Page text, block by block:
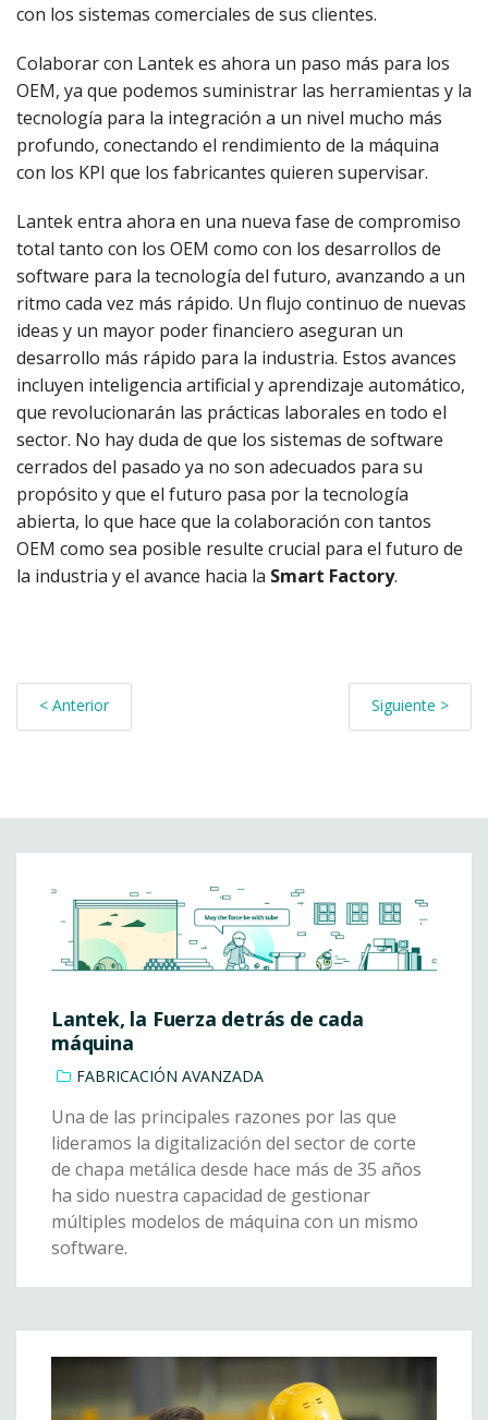
con los sistemas comerciales de sus clientes.
Colaborar con Lantek es ahora un paso más para los
OEM, ya que podemos suministrar las herramientas y la
tecnología para la integración a un nivel mucho más
profundo, conectando el rendimiento de la máquina
con los KPI que los fabricantes quieren supervisar.
Lantek entra ahora en una nueva fase de compromiso
total tanto con los OEM como con los desarrollos de
software para la tecnología del futuro, avanzando a un
ritmo cada vez más rápido. Un flujo continuo de nuevas
ideas y un mayor poder financiero aseguran un
desarrollo más rápido para la industria. Estos avances
incluyen inteligencia artificial y aprendizaje automático,
que revolucionarán las prácticas laborales en todo el
sector. No hay duda de que los sistemas de software
cerrados del pasado ya no son adecuados para su
propósito y que el futuro pasa por la tecnología
abierta, lo que hace que la colaboración con tantos
OEM como sea posible resulte crucial para el futuro de
la industria y el avance hacia la Smart Factory.
< Anterior Siguiente >
Lantek, la Fuerza detrás de cada
máquina
FABRICACIÓN AVANZADA
Una de las principales razones por las que
lideramos la digitalización del sector de corte
de chapa metálica desde hace más de 35 años
ha sido nuestra capacidad de gestionar
múltiples modelos de máquina con un mismo
software.